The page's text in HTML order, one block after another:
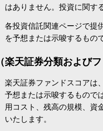
はありません。投資に関す
各投資信託関連ページで提
を予想または示唆するもの
（楽天証券分類および
楽天証券ファンドスコアは
予想または示唆するもので
用コスト、残高の規模、資
いたします。